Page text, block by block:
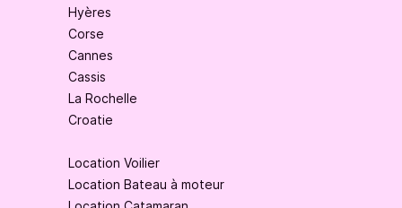
Hyères
Corse
Cannes
Cassis
La Rochelle
Croatie
Location Voilier
Location Bateau à moteur